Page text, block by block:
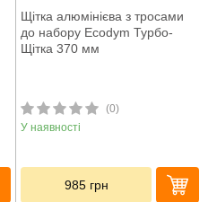
Щітка алюмінієва з тросами
до набору Ecodym Турбо-
Щітка 370 мм
(0)
У наявності
985 грн